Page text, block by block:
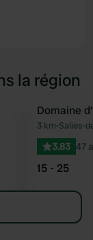
la région
Préféré
Domaine
3 km•Salies-
3.83 47
15 - 25